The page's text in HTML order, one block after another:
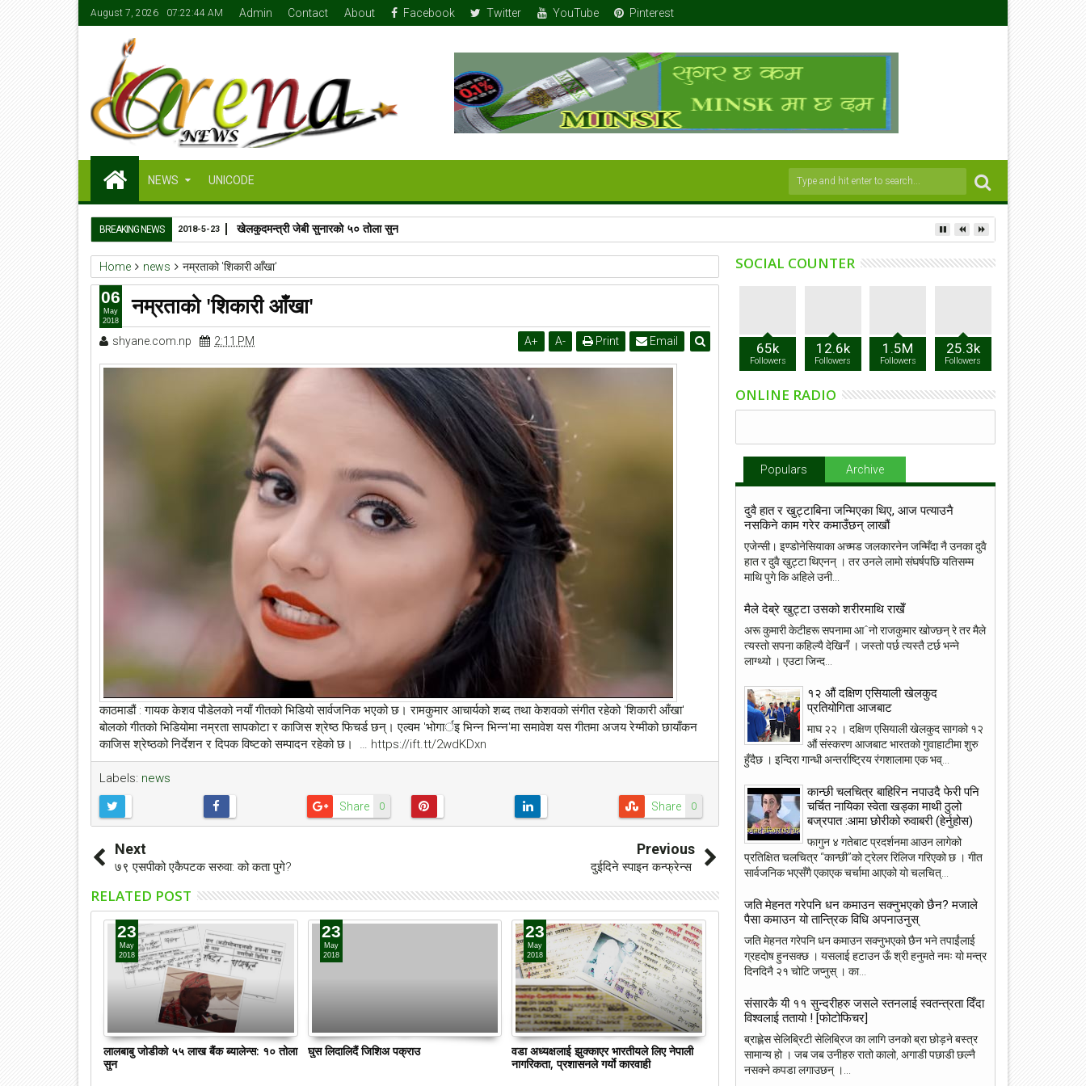
August 7, 2026 07:22:45 AM Admin Contact About Facebook Twitter YouTube Pinterest
NEWS UNICODE
BREAKING NEWS खेलकुदमन्त्री जेबी सुनारको ५० तोला सुन
2018-5-23
Home news नम्रताको 'शिकारी आँखा'
नम्रताको 'शिकारी आँखा'
shyane.com.np 2:11 PM A+ A- Print Email
काठमाडौं : गायक केशव पौडेलको नयाँ गीतको भिडियो सार्वजनिक भएको छ। रामकुमार आचार्यको शब्द तथा केशवको संगीत रहेको 'शिकारी आँखा'
बोलको गीतको भिडियोमा नम्रता सापकोटा र काजिस श्रेष्ठ फिचर्ड छन्। एल्वम 'भोगार्इ भिन्न भिन्न'मा समावेश यस गीतमा अजय रेग्मीको छायाँकन
काजिस श्रेष्ठको निर्देशन र दिपक विष्टको सम्पादन रहेको छ। … https://ift.tt/2wdKDxn
Labels: news
0
Share 0
Share
06
May
2018
Next
७९ एसपीको एकैपटक सरुवा: को कता पुगे?
Previous
दुईदिने स्पाइन कन्फ्रेन्स
RELATED POST
23
May
2018
लालबाबु जोडीको ५५ लाख बैंक ब्यालेन्स: १० तोला
सुन
23
May
2018
घुस लिदालिदैं जिशिअ पक्राउ
23
May
2018
वडा अध्यक्षलाई झुक्काएर भारतीयले लिए नेपाली
नागरिकता, प्रशासनले गर्याे कारवाही
May
2018
कांग्रेस उपसभापति निधि अमेरिकामा
22
May
2018
आइपीएल : हैदरावादलाई हराउँदै चेन्नाई
पटक फाइनलमा, फाप डु प्लेसिसको
SOCIAL COUNTER
65k
Followers
12.6k
Followers
1.5M
Followers
25.3k
Followers
ONLINE RADIO
Populars Archive
दुवै हात र खुट्टाबिना जन्मिएका थिए, आज पत्याउनै
नसकिने काम गरेर कमाउँछन् लाखौं
एजेन्सी। इण्डोनेसियाका अच्मड जलकारनेन जन्मिँदा नै उनका दुवै
हात र दुवै खुट्टा थिएनन् । तर उनले लामो संघर्षपछि यतिसम्म
माथि पुगे कि अहिले उनी...
मैले देब्रे खुट्टा उसको शरीरमाथि राखेँ
अरू कुमारी केटीहरू सपनामा आˆनो राजकुमार खोज्छन् रे तर मैले
त्यस्तो सपना कहिल्यै देखिनँ । जस्तो पर्छ त्यस्तै टर्छ भन्ने
लाग्थ्यो । एउटा जिन्द...
१२ औं दक्षिण एसियाली खेलकुद
प्रतियोगिता आजबाट
माघ २२ । दक्षिण एसियाली खेलकुद सागको १२
औं संस्करण आजबाट भारतको गुवाहाटीमा शुरु
हुँदैछ । इन्दिरा गान्धी अन्तर्राष्ट्रिय रंगशालामा एक भव्...
कान्छी चलचित्र बाहिरिन नपाउदै फेरी पनि
चर्चित नायिका स्वेता खड्का माथी ठुलो
बज्रपात :आमा छोरीको रुवाबरी (हेर्नुहोस)
फागुन ४ गतेबाट प्रदर्शनमा आउन लागेको
प्रतिक्षित चलचित्र “कान्छी”को ट्रेलर रिलिज गरिएको छ । गीत
सार्वजनिक भएसँगै एकाएक चर्चामा आएको यो चलचित्...
जति मेहनत गरेपनि धन कमाउन सक्नुभएको छैन? मजाले
पैसा कमाउन यो तान्त्रिक विधि अपनाउनुस्
जति मेहनत गरेपनि धन कमाउन सक्नुभएको छैन भने तपाईंलाई
ग्रहदोष हुनसक्छ । यसलाई हटाउन ऊँ श्री हनुमते नमः यो मन्त्र
दिनदिनै २१ चोटि जप्नुस् । का...
संसारकै यी ११ सुन्दरीहरु जसले स्तनलाई स्वतन्त्रता दिँदा
विश्वलाई ततायो ! [फोटोफिचर]
ब्राह्लेस सेलिब्रिटी सेलिब्रिज का लागि उनको ब्रा छोड़ने बस्त्र
सामान्य हो । जब जब उनीहरु रातो कालो, अगाडी पछाडी छल्नै
नसक्ने कपडा लगाउछन् ।...